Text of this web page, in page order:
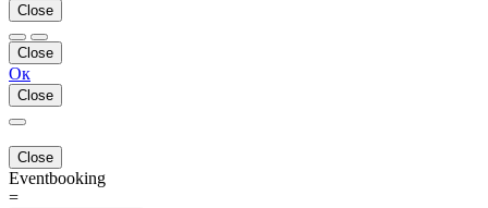
Close
Close
Ок
Close
Close
Eventbooking
=